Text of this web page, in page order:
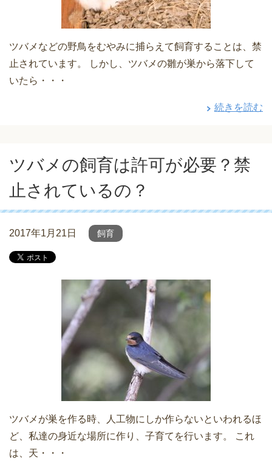
ツバメなどの野鳥をむやみに捕らえて飼育することは、禁
止されています。 しかし、ツバメの雛が巣から落下して
いたら・・・
続きを読む
ツバメの飼育は許可が必要？禁
止されているの？
2017年1月21日 飼育
ツバメが巣を作る時、人工物にしか作らないといわれるほ
ど、私達の身近な場所に作り、子育てを行います。 これ
は、天・・・